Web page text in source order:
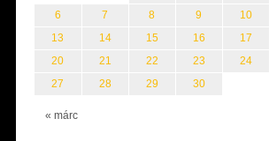
« márc
6
7 8 9 10
13
14 15 16 17
20
21 22 23 24
27
28 29 30